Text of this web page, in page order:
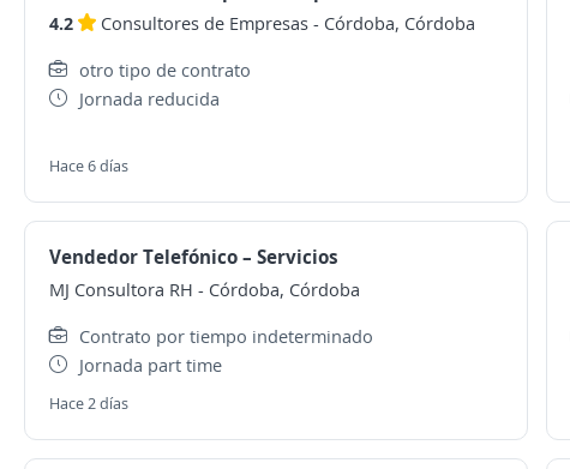
4.2 Consultores de Empresas - Córdoba, Córdoba
otro tipo de contrato
Jornada reducida
Hace 6 días
Vendedor Telefónico – Servicios
MJ Consultora RH - Córdoba, Córdoba
Contrato por tiempo indeterminado
Jornada part time
Hace 2 días